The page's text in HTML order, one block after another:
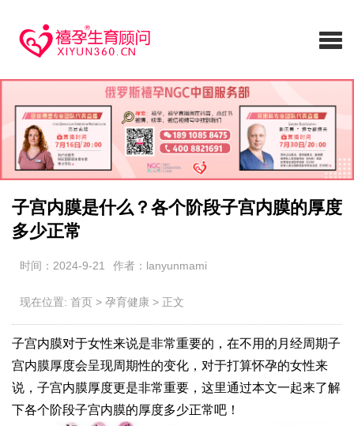
子宫内膜是什么？各个阶段子宫内膜的厚度
多少正常
时间：2024-9-21 作者：lanyunmami
现在位置: 首页 > 孕育健康 > 正文
子宫内膜对于女性来说是非常重要的，在不用的月经周期子
宫内膜厚度会呈现周期性的变化，对于打算怀孕的女性来
说，子宫内膜厚度更是非常重要，这里通过本文一起来了解
下各个阶段子宫内膜的厚度多少正常吧！